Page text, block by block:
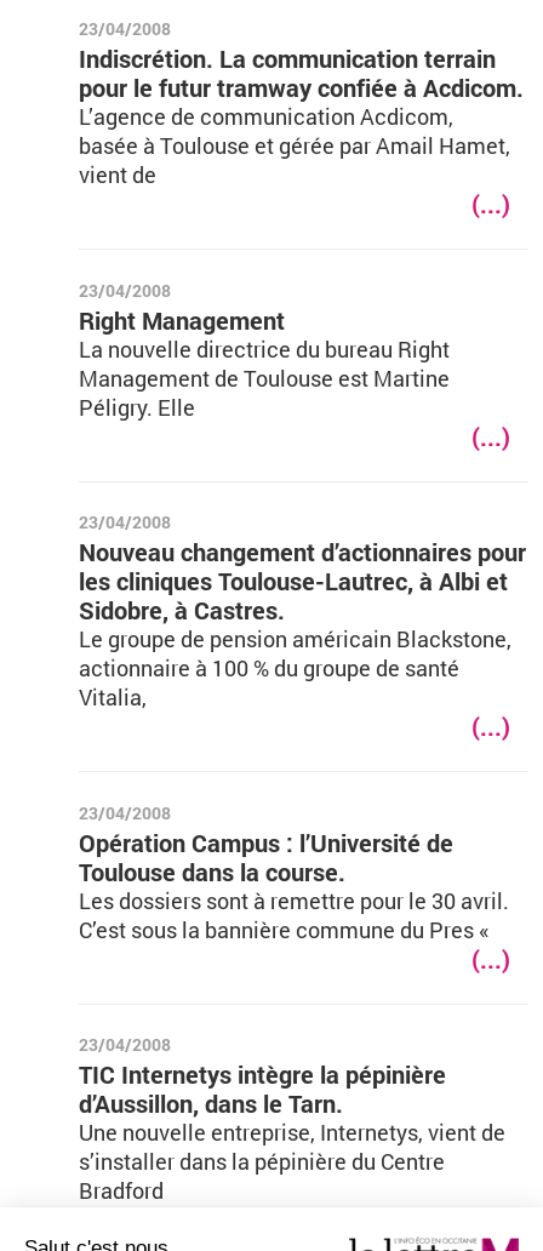
23/04/2008
Indiscrétion. La communication terrain
pour le futur tramway confiée à Acdicom.
L’agence de communication Acdicom,
basée à Toulouse et gérée par Amail Hamet,
vient de
(...)
23/04/2008
Right Management
La nouvelle directrice du bureau Right
Management de Toulouse est Martine
Péligry. Elle
(...)
23/04/2008
Nouveau changement d’actionnaires pour
les cliniques Toulouse-Lautrec, à Albi et
Sidobre, à Castres.
Le groupe de pension américain Blackstone,
actionnaire à 100 % du groupe de santé
Vitalia,
(...)
23/04/2008
Opération Campus : l’Université de
Toulouse dans la course.
Les dossiers sont à remettre pour le 30 avril.
C’est sous la bannière commune du Pres «
(...)
23/04/2008
TIC Internetys intègre la pépinière
d’Aussillon, dans le Tarn.
Une nouvelle entreprise, Internetys, vient de
s’installer dans la pépinière du Centre
Bradford